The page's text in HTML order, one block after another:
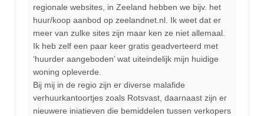
regionale websites, in Zeeland hebben we bijv. het
huur/koop aanbod op zeelandnet.nl. Ik weet dat er
meer van zulke sites zijn maar ken ze niet allemaal.
Ik heb zelf een paar keer gratis geadverteerd met
‘huurder aangeboden’ wat uiteindelijk mijn huidige
woning opleverde.
Bij mij in de regio zijn er diverse malafide
verhuurkantoortjes zoals Rotsvast, daarnaast zijn er
nieuwere iniatieven die bemiddelen tussen verkopers